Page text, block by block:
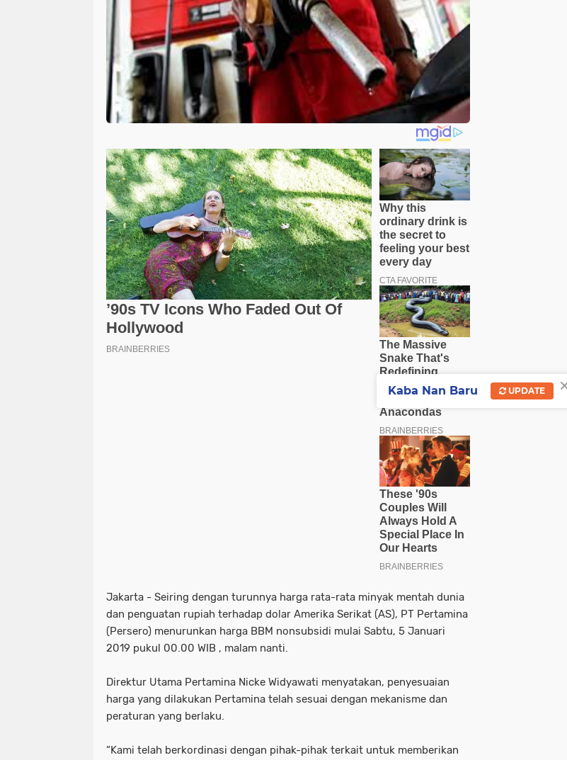
Jakarta - Seiring dengan turunnya harga rata-rata minyak mentah dunia
dan penguatan rupiah terhadap dolar Amerika Serikat (AS), PT Pertamina
(Persero) menurunkan harga BBM nonsubsidi mulai Sabtu, 5 Januari
2019 pukul 00.00 WIB , malam nanti.
Direktur Utama Pertamina Nicke Widyawati menyatakan, penyesuaian
harga yang dilakukan Pertamina telah sesuai dengan mekanisme dan
peraturan yang berlaku.
“Kami telah berkordinasi dengan pihak-pihak terkait untuk memberikan
Kaba Nan Baru UPDATE